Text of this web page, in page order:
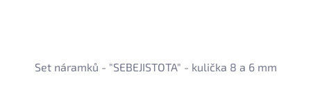
Set náramků - "SEBEJISTOTA" - kulička 8 a 6 mm